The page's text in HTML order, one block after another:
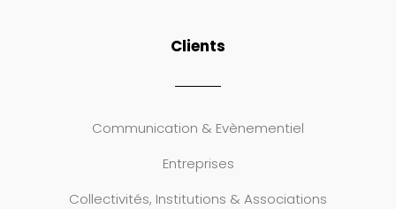
Clients
Communication & Evènementiel
Entreprises
Collectivités, Institutions & Associations